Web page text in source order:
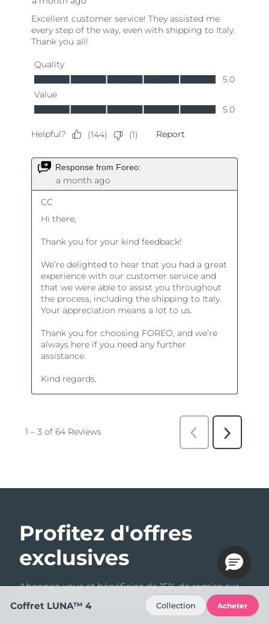
Profitez d'offres
exclusives
Abonnez-vous et bénéficiez de 15% de remise sur
votre première commande !
Coffret LUNA™ 4 Collection Acheter